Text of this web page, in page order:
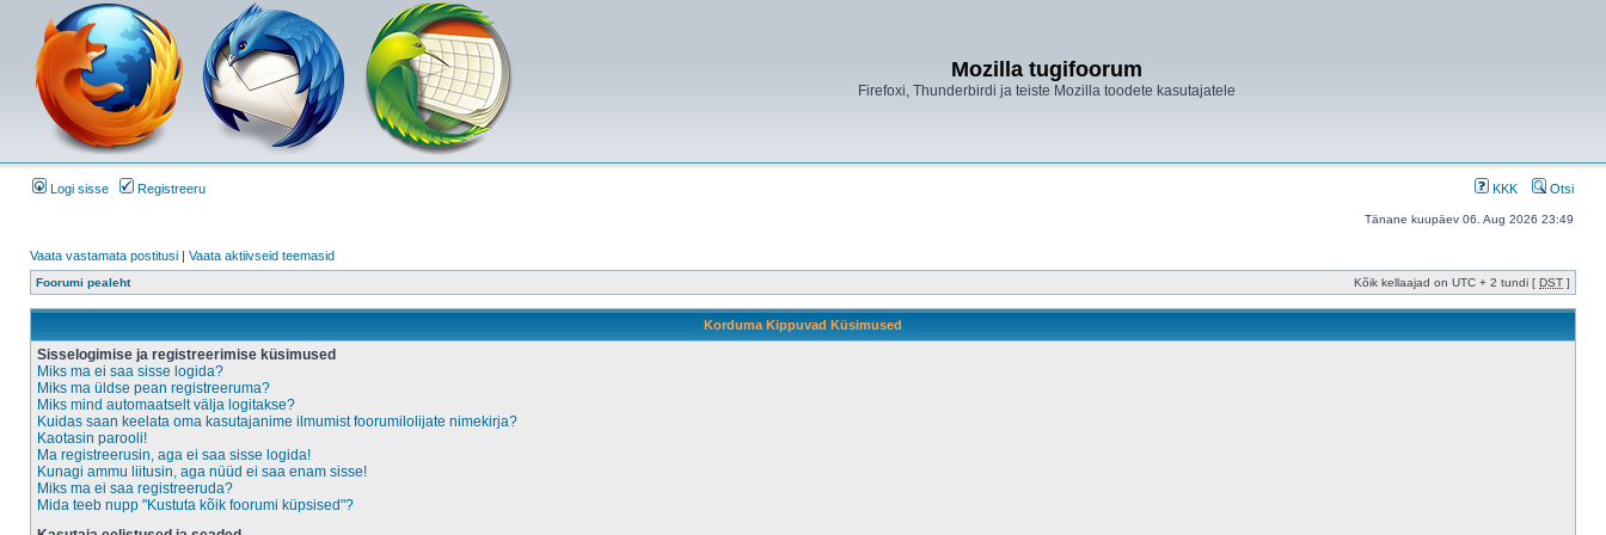
Mozilla tugifoorum
Firefoxi, Thunderbirdi ja teiste Mozilla toodete kasutajatele
Logi sisse Registreeru KKK Otsi
Tänane kuupäev 06. Aug 2026 23:49
Vaata vastamata postitusi | Vaata aktiivseid teemasid
Foorumi pealeht Kõik kellaajad on UTC + 2 tundi [ DST ]
Korduma Kippuvad Küsimused
Sisselogimise ja registreerimise küsimused
Miks ma ei saa sisse logida?
Miks ma üldse pean registreeruma?
Miks mind automaatselt välja logitakse?
Kuidas saan keelata oma kasutajanime ilmumist foorumilolijate nimekirja?
Kaotasin parooli!
Ma registreerusin, aga ei saa sisse logida!
Kunagi ammu liitusin, aga nüüd ei saa enam sisse!
Miks ma ei saa registreeruda?
Mida teeb nupp "Kustuta kõik foorumi küpsised"?